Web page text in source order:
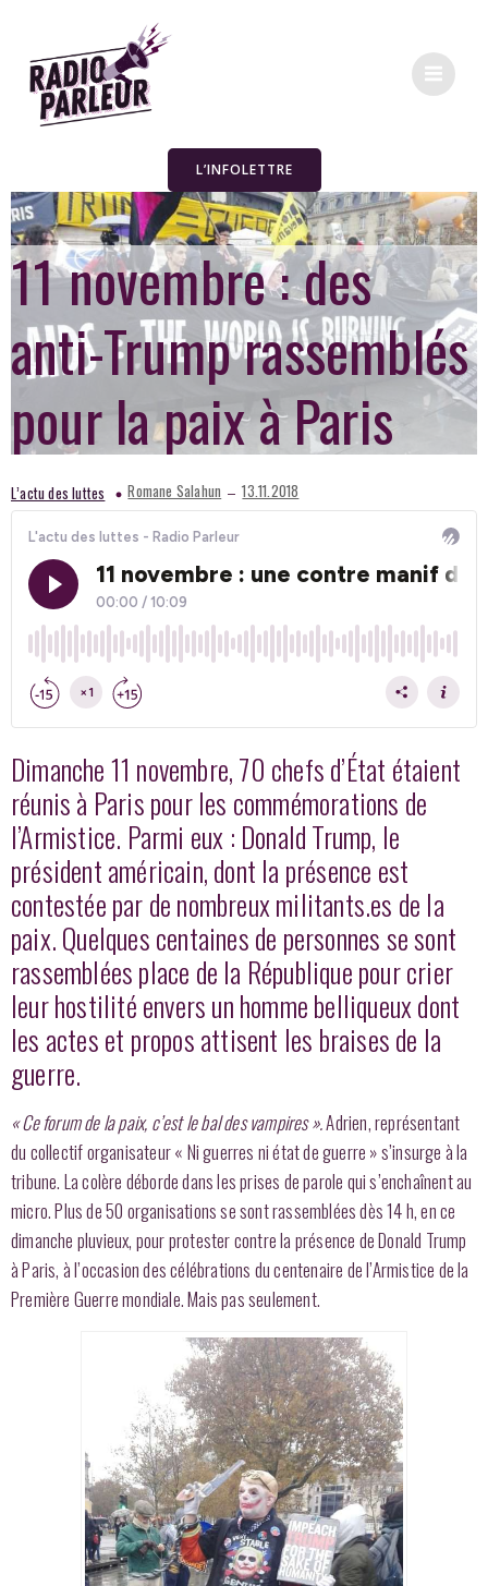
L’INFOLETTRE
11 novembre : des
anti-Trump rassemblés
pour la paix à Paris
L’actu des luttes Romane Salahun – 13.11.2018
Dimanche 11 novembre, 70 chefs d’État étaient
réunis à Paris pour les commémorations de
l’Armistice. Parmi eux : Donald Trump, le
président américain, dont la présence est
contestée par de nombreux militants.es de la
paix. Quelques centaines de personnes se sont
rassemblées place de la République pour crier
leur hostilité envers un homme belliqueux dont
les actes et propos attisent les braises de la
guerre.
« Ce forum de la paix, c’est le bal des vampires ».Adrien, représentant
du collectif organisateur « Ni guerres ni état de guerre » s’insurge à la
tribune. La colère déborde dans les prises de parole qui s’enchaînent au
micro. Plus de 50 organisations se sont rassemblées dès 14 h, en ce
dimanche pluvieux, pour protester contre la présence de Donald Trump
à Paris, à l’occasion des célébrations du centenaire de l’Armistice de la
Première Guerre mondiale. Mais pas seulement.